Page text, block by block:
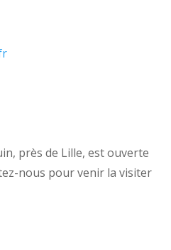
près de Lille, est ouverte
nous pour venir la visiter